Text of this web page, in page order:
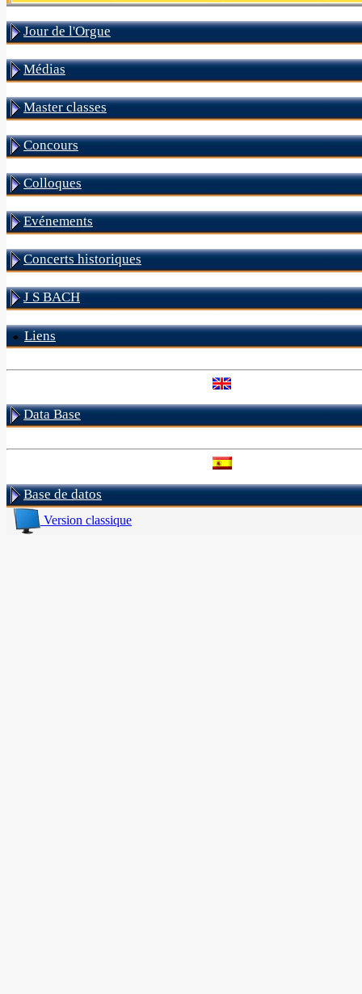
Jour de l'Orgue
Médias
Master classes
Concours
Colloques
Evénements
Concerts historiques
J S BACH
Liens
Data Base
Base de datos
Version classique